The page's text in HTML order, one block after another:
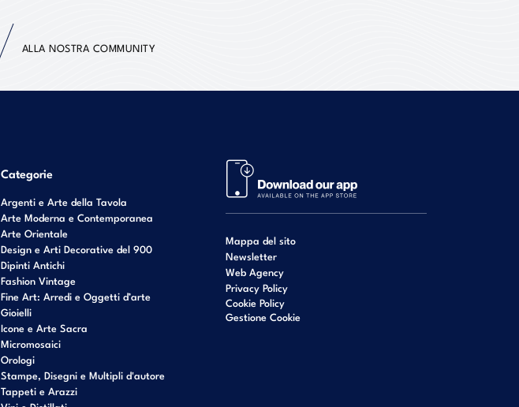
ALLA NOSTRA COMMUNITY
Categorie
Argenti e Arte della Tavola
Arte Moderna e Contemporanea
Arte Orientale
Design e Arti Decorative del 900
Dipinti Antichi
Fashion Vintage
Fine Art: Arredi e Oggetti d’arte
Gioielli
Icone e Arte Sacra
Micromosaici
Orologi
Stampe, Disegni e Multipli d'autore
Tappeti e Arazzi
Mappa del sito
Newsletter
Web Agency
Privacy Policy
Cookie Policy
Gestione Cookie